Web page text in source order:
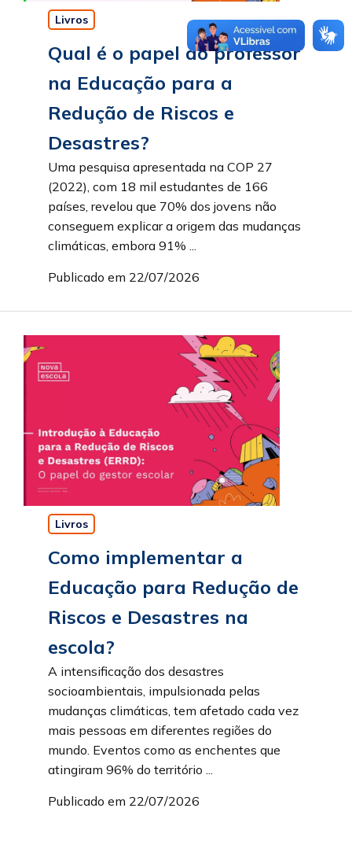
Livros
Qual é o papel do professor
na Educação para a
Redução de Riscos e
Desastres?
Uma pesquisa apresentada na COP 27
(2022), com 18 mil estudantes de 166
países, revelou que 70% dos jovens não
conseguem explicar a origem das mudanças
climáticas, embora 91% ...
Publicado em 22/07/2026
Livros
Como implementar a
Educação para Redução de
Riscos e Desastres na
escola?
A intensificação dos desastres
socioambientais, impulsionada pelas
mudanças climáticas, tem afetado cada vez
mais pessoas em diferentes regiões do
mundo. Eventos como as enchentes que
atingiram 96% do território ...
Publicado em 22/07/2026